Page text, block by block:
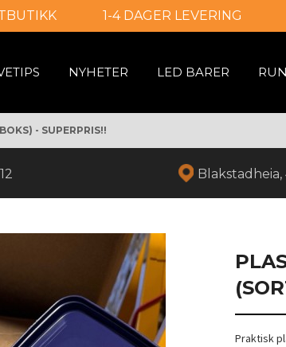
1-4 DAGER LEVERING
NYHETER LED BARER
- SUPERPRIS!!
Praktisk